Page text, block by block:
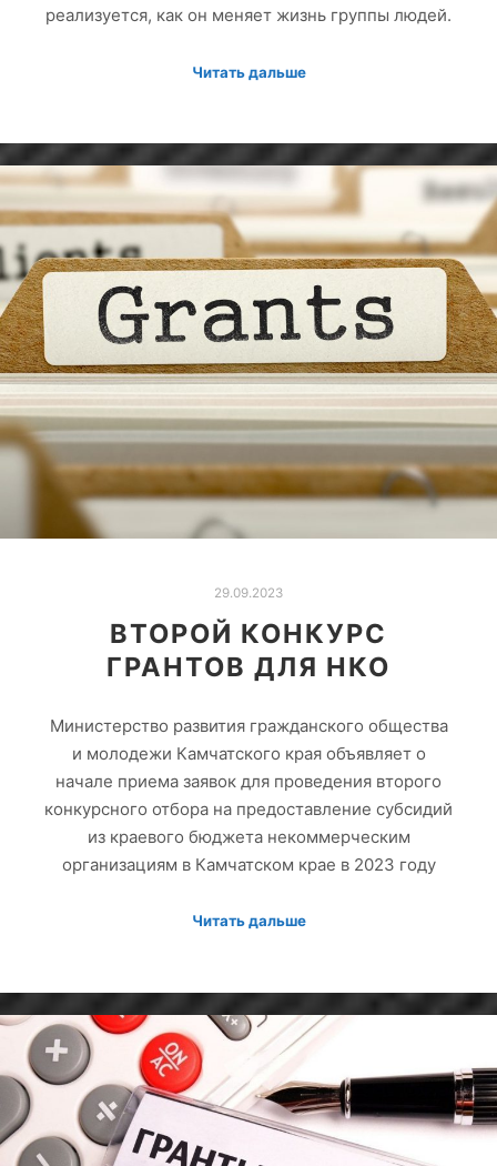
реализуется, как он меняет жизнь группы людей.
Читать дальше
29.09.2023
ВТОРОЙ КОНКУРС
ГРАНТОВ ДЛЯ НКО
Министерство развития гражданского общества
и молодежи Камчатского края объявляет о
начале приема заявок для проведения второго
конкурсного отбора на предоставление субсидий
из краевого бюджета некоммерческим
организациям в Камчатском крае в 2023 году
Читать дальше